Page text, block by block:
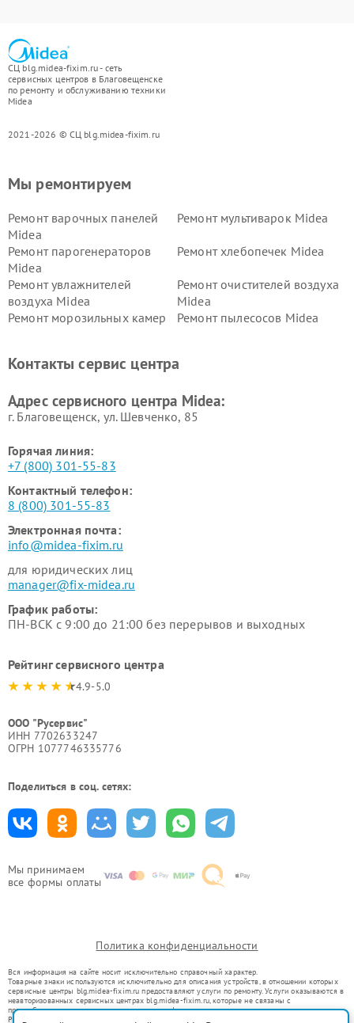
СЦ blg.midea-fixim.ru - сеть
сервисных центров в Благовещенске
по ремонту и обслуживанию техники
Midea
2021-2026 © СЦ blg.midea-fixim.ru
Мы принимаем
все формы оплаты
Мы ремонтируем
Ремонт варочных панелей
Midea
Ремонт мультиварок Midea
Ремонт парогенераторов
Midea
Ремонт хлебопечек Midea
Ремонт увлажнителей
воздуха Midea
Ремонт очистителей воздуха
Midea
Ремонт морозильных камер
Ремонт пылесосов Midea
пылесосов Midea
Midea
Контакты сервис центра
Адрес сервисного центра Midea:
г. Благовещенск, ул. Шевченко, 85
Горячая линия:
+7 (800) 301-55-83
Контактный телефон:
8 (800) 301-55-83
Электронная почта:
info@midea-fixim.ru
для юридических лиц
manager@fix-midea.ru
График работы:
ПН-ВСК с 9:00 до 21:00 без перерывов и выходных
Рейтинг сервисного центра
4.9-5.0
ООО "Русервис"
ИНН 7702633247
ОГРН 1077746335776
Поделиться в соц. сетях:
Политика конфиденциальности
Вся информация на сайте носит исключительно справочный характер.
Товарные знаки используются исключительно для описания устройств, в отношении которых
сервисные центры blg.midea-fixim.ru предоставляют услуги по ремонту. Услуги оказываются в
неавторизованных сервисных центрах blg.midea-fixim.ru, которые не связаны с
правообладателями товарных знаков или их официальными представителями.
Ремонт осуществляется для устройств, уже введенных в гражданский оборот в соответствии